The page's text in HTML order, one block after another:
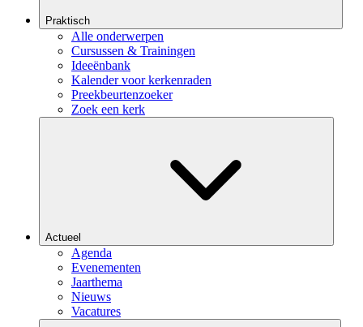
Praktisch
Alle onderwerpen
Cursussen & Trainingen
Ideeënbank
Kalender voor kerkenraden
Preekbeurtenzoeker
Zoek een kerk
Actueel
Agenda
Evenementen
Jaarthema
Nieuws
Vacatures